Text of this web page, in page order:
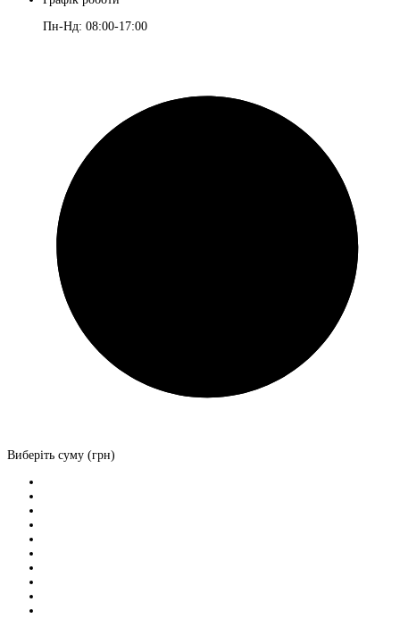
Пн-Нд: 08:00-17:00
Виберіть суму (грн)